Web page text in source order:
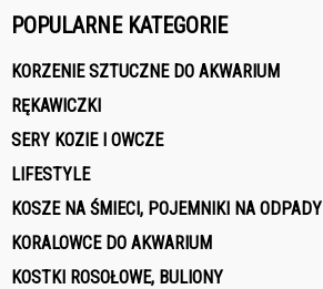
POPULARNE KATEGORIE
KORZENIE SZTUCZNE DO AKWARIUM
RĘKAWICZKI
SERY KOZIE I OWCZE
LIFESTYLE
KOSZE NA ŚMIECI, POJEMNIKI NA ODPADY
KORALOWCE DO AKWARIUM
KOSTKI ROSOŁOWE, BULIONY